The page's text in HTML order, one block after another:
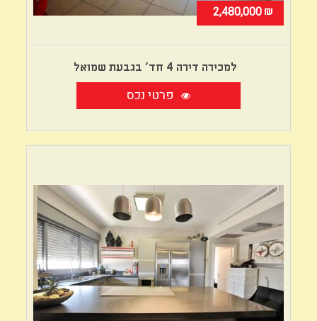
2,480,000 ₪
למכירה דירה 4 חד' בגבעת שמואל
פרטי נכס